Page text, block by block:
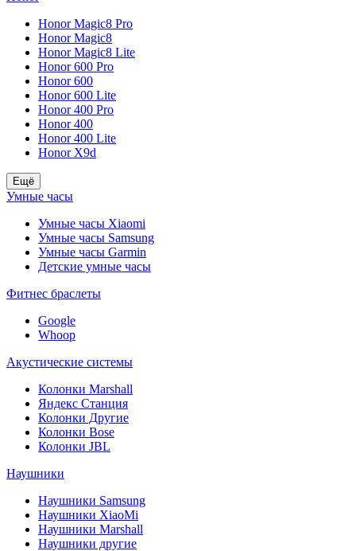
Honor Magic8 Pro
Honor Magic8
Honor Magic8 Lite
Honor 600 Pro
Honor 600
Honor 600 Lite
Honor 400 Pro
Honor 400
Honor 400 Lite
Honor X9d
Ещё
Умные часы
Умные часы Xiaomi
Умные часы Samsung
Умные часы Garmin
Детские умные часы
Фитнес браслеты
Google
Whoop
Акустические системы
Колонки Marshall
Яндекс Станция
Колонки Другие
Колонки Bose
Колонки JBL
Наушники
Наушники Samsung
Наушники XiaoMi
Наушники Marshall
Наушники другие